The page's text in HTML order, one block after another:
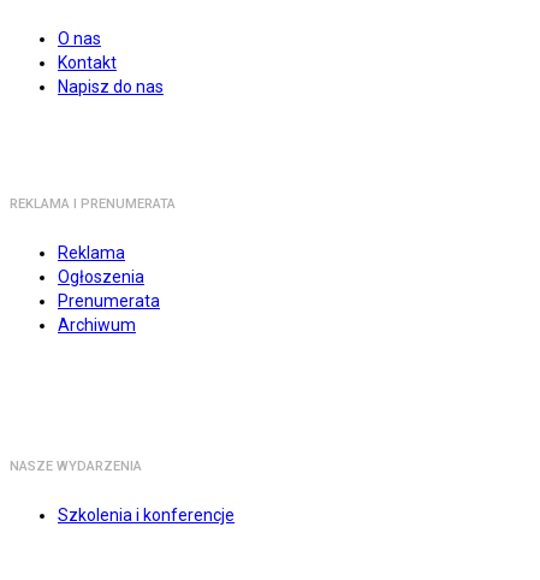
O nas
Kontakt
Napisz do nas
REKLAMA I PRENUMERATA
Reklama
Ogłoszenia
Prenumerata
Archiwum
NASZE WYDARZENIA
Szkolenia i konferencje